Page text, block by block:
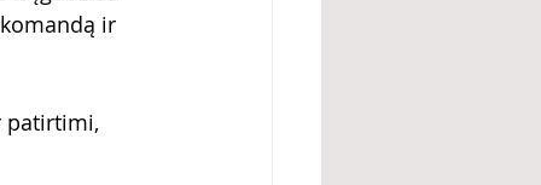
ir
patirtimi,